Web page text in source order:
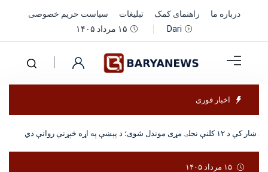
درباره ما راهنمای کمک تبلیغات
سیاست حریم خصوصی
Dari
۱۵ مرداد ۱۴۰۵
اخبار فوری
مړی موندل شوی؛ د پېښې په اړه څېړنې روانې دي
۱۵ مرداد ۱۴۰۵